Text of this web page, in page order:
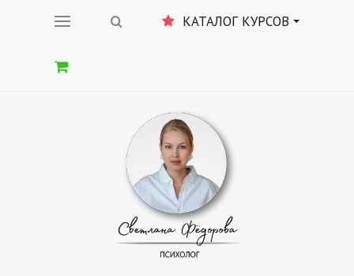
КАТАЛОГ КУРСОВ